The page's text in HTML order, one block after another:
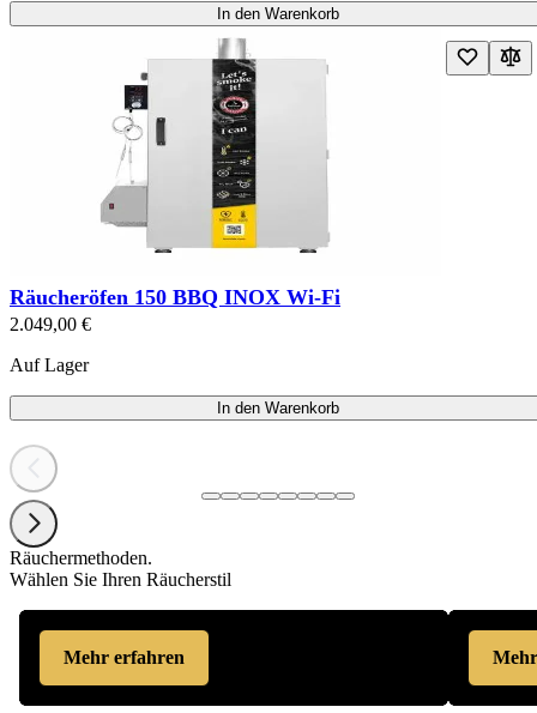
In den Warenkorb
Räucheröfen 150 BBQ INOX Wi-Fi
2.049,00 €
Auf Lager
In den Warenkorb
Räuchermethoden.
Wählen Sie Ihren Räucherstil
Mehr erfahren